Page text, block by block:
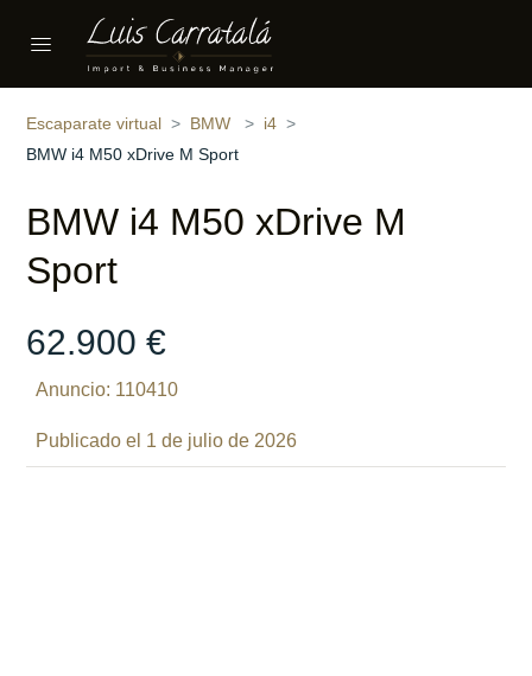
‹ ›
Compartir
Escaparate virtual BMW
i4
BMW i4 M50 xDrive M Sport
BMW i4 M50 xDrive M
Sport
62.900 €
Anuncio: 110410
Publicado el 1 de julio de 2026